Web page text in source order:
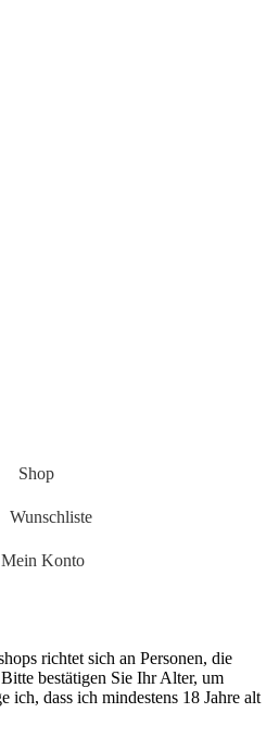
Shop
Wunschliste
Mein Konto
richtet sich an Personen, die
bestätigen Sie Ihr Alter, um
ich, dass ich mindestens 18 Jahre alt